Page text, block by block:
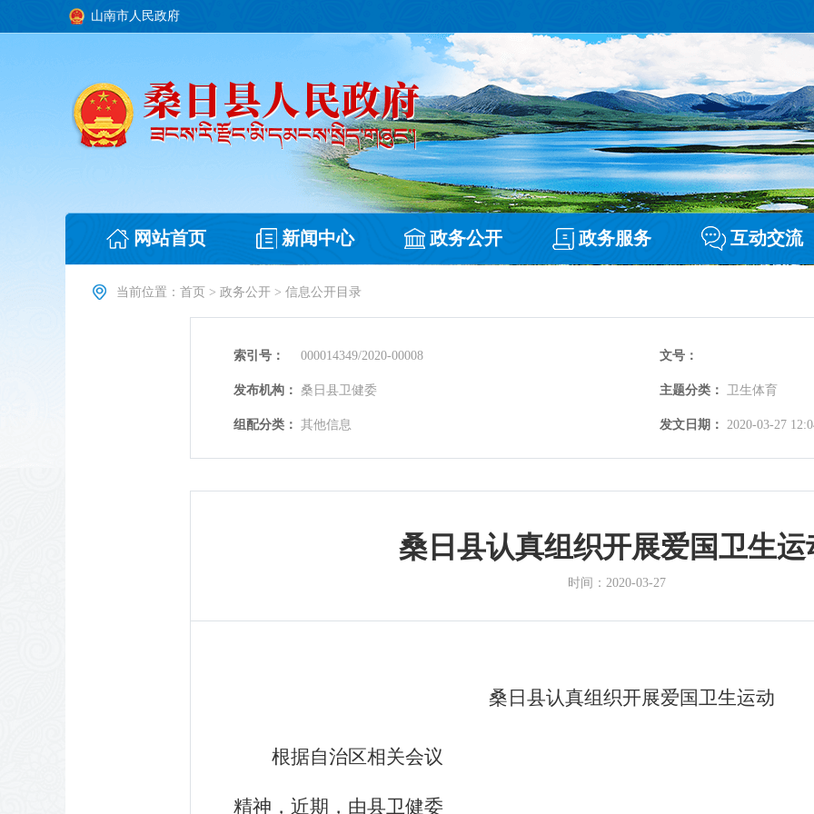
山南市人民政府
网站首页 新闻中心 政务公开 政务服务 互动交流
当前位置： 首页 > 政务公开 > 信息公开目录
索引号： 000014349/2020-00008 文号：
发布机构： 桑日县卫健委 主题分类： 卫生体育
组配分类： 其他信息 发文日期： 2020-03-27
桑日县认真组织开展爱国卫生运
时间： 2020-03-27
桑日县认真组织开展爱国卫生运动
根据自治区相关会议
精神，近期，由县卫健委